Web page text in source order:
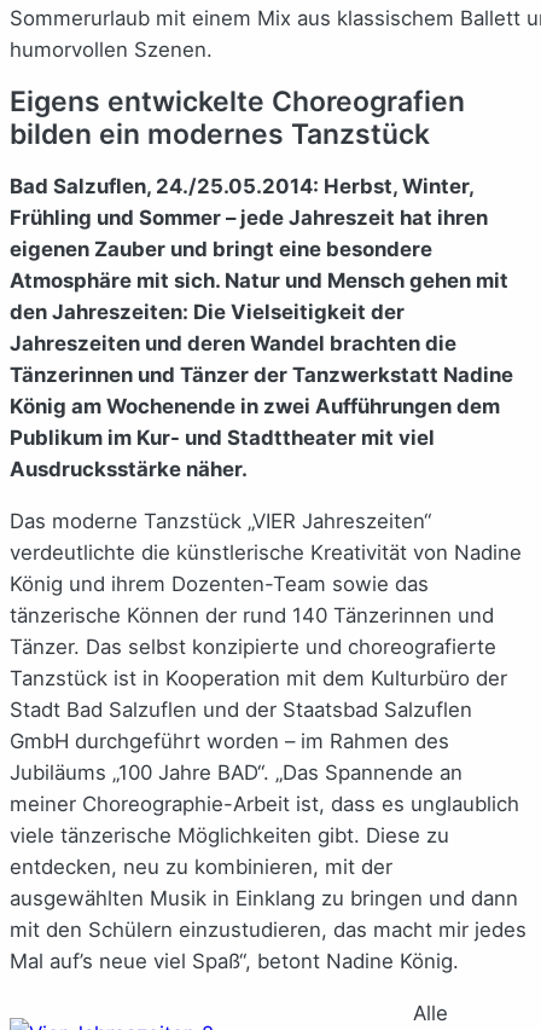
Sommerurlaub mit einem Mix aus klassischem Ballett
humorvollen Szenen.
Eigens entwickelte Choreografien
bilden ein modernes Tanzstück
Bad Salzuflen, 24./25.05.2014: Herbst, Winter,
Frühling und Sommer – jede Jahreszeit hat ihren
eigenen Zauber und bringt eine besondere
Atmosphäre mit sich. Natur und Mensch gehen mit
den Jahreszeiten: Die Vielseitigkeit der
Jahreszeiten und deren Wandel brachten die
Tänzerinnen und Tänzer der Tanzwerkstatt Nadine
König am Wochenende in zwei Aufführungen dem
Publikum im Kur- und Stadttheater mit viel
Ausdrucksstärke näher.
Das moderne Tanzstück „VIER Jahreszeiten“
verdeutlichte die künstlerische Kreativität von Nadine
König und ihrem Dozenten-Team sowie das
tänzerische Können der rund 140 Tänzerinnen und
Tänzer. Das selbst konzipierte und choreografierte
Tanzstück ist in Kooperation mit dem Kulturbüro der
Stadt Bad Salzuflen und der Staatsbad Salzuflen
GmbH durchgeführt worden – im Rahmen des
Jubiläums „100 Jahre BAD“. „Das Spannende an
meiner Choreographie-Arbeit ist, dass es unglaublich
viele tänzerische Möglichkeiten gibt. Diese zu
entdecken, neu zu kombinieren, mit der
ausgewählten Musik in Einklang zu bringen und dann
mit den Schülern einzustudieren, das macht mir jedes
Mal auf’s neue viel Spaß“, betont Nadine König.
Alle